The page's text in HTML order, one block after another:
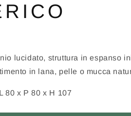
lucidato, struttura in espanso
in lana, pelle o mucca
L 80 x P 80 x H 107